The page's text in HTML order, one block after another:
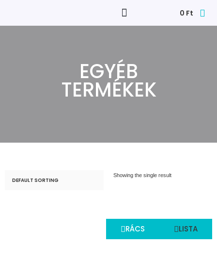
0 Ft
EGYÉB
TERMÉKEK
Showing the single result
RÁCS LISTA